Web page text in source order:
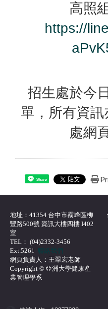
高照
https://
招生處於今
單，所有資訊
處網
Share
地址：41354 台中市霧峰區柳
豐路500號 資訊大樓四樓 I402
室
TEL： (04)2332-3456
Ext.5261聯絡我們
網頁負責人：王翠宏老師
Copyright © 亞洲大學健康產
業管理學系